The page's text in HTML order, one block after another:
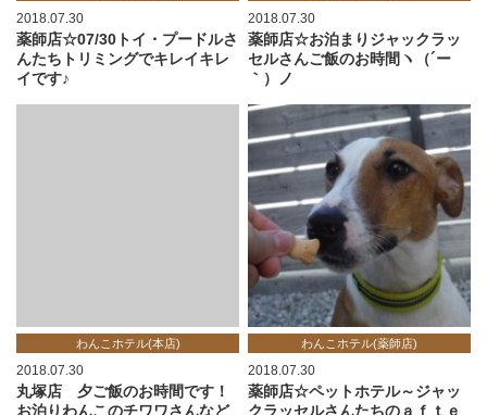
2018.07.30
薬師店☆07/30トイ・プードルさ
んたちトリミングでキレイキレ
イです♪
2018.07.30
薬師店☆お泊まりジャックラッ
セルさんご飯のお時間ヽ（´ー
｀）ノ
わんこホテル(本店)
2018.07.30
丸塚店 夕ご飯のお時間です！
お泊りわんこのチワワさんなど
わんこホテル(薬師店)
2018.07.30
薬師店☆ペットホテル～ジャッ
クラッセルさんたちのａｆｔｅ